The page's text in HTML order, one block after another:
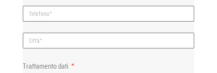
Trattamento dati